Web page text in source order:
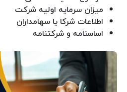
میزان سرمایه اولیه شرکت
اطلاعات شرکا یا سهامداران
اساسنامه و شرکتنامه